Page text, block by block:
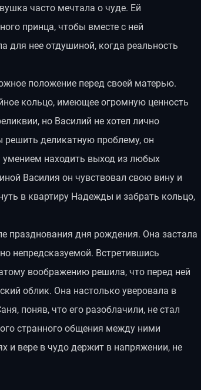
часто мечтала о чуде. Ей
принца, чтобы вместе с ней
для нее отдушиной, когда реальность
положение перед своей матерью.
кольцо, имеющее огромную ценность
но Василий не хотел лично
решить деликатную проблему, он
умением находить выход из любых
Василия он чувствовал свою вину и
в квартиру Надежды и забрать кольцо,
празднования дня рождения. Она застала
непредсказуемой. Встретившись
воображению решила, что перед ней
облик. Она настолько уверовала в
поняв, что его разоблачили, не стал
странного общения между ними
и вере в чудо держит в напряжении, не